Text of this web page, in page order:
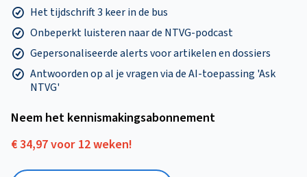
Het tijdschrift 3 keer in de bus
Onbeperkt luisteren naar de NTVG-podcast
Gepersonaliseerde alerts voor artikelen en dossiers
Antwoorden op al je vragen via de AI-toepassing 'Ask
NTVG'
Neem het kennismakings­abonnement
€ 34,97 voor 12 weken!